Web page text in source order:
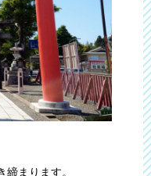
まります。